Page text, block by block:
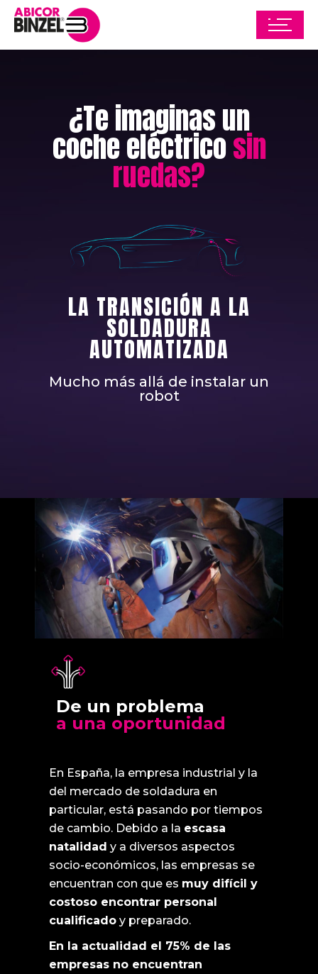
¿Te imaginas un
coche eléctricosin
ruedas?
LA TRANSICIÓN A LA
SOLDADURA
AUTOMATIZADA
Mucho más allá de instalar un
robot
De un problema
a una oportunidad
En España, la empresa industrial y la
del mercado de soldadura en
particular, está pasando por tiempos
de cambio. Debido a la escasa
natalidad y a diversos aspectos
socio-económicos, las empresas se
encuentran con que es muy difícil y
costoso encontrar personal
cualificado y preparado.
En la actualidad el 75% de las
empresas no encuentran